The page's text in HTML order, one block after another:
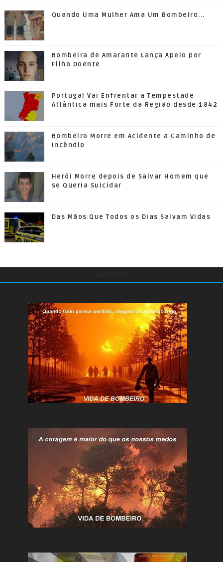
Quando Uma Mulher Ama Um Bombeiro...
Bombeira de Amarante Lança Apelo por
Filho Doente
Portugal Vai Enfrentar a Tempestade
Atlântica mais Forte da Região desde 1842
Bombeiro Morre em Acidente a Caminho de
Incêndio
Herói Morre depois de Salvar Homem que
se Queria Suicidar
Das Mãos Que Todos os Dias Salvam Vidas